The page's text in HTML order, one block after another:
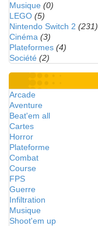
Musique (0)
LEGO (5)
Nintendo Switch 2 (231)
Cinéma (3)
Plateformes (4)
Société (2)
Arcade
Aventure
Beat'em all
Cartes
Horror
Plateforme
Combat
Course
FPS
Guerre
Infiltration
Musique
Shoot'em up